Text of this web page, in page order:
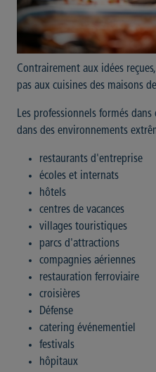
Contrairement aux idées
pas aux cuisines des maisons
Les professionnels formés
dans des environnements
restaurants d'entreprise
écoles et internats
hôtels
centres de vacances
villages touristiques
parcs d'attractions
compagnies aériennes
restauration ferroviaire
croisières
Défense
catering événementiel
festivals
hôpitaux